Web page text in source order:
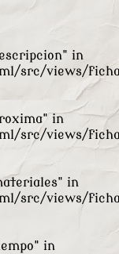
in
src/views/
in
src/views/
in
src/views/
in